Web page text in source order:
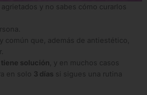
y no sabes cómo curarlos
común que, además de antiestético,
tiene solución , y en muchos casos
en solo 3 días si sigues una rutina